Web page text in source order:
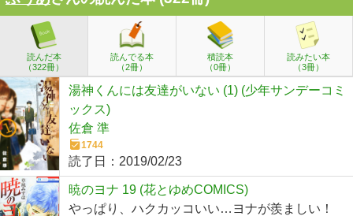
読んだ本
（322冊）
読んでる本
（2冊）
積読本
（0冊）
読みたい本
（3冊）
湯神くんには友達がいない (1) (少年サンデーコミ
ックス)
佐倉 準
1744
読了日： 2019/02/23
暁のヨナ 19 (花とゆめCOMICS)
やっぱり、ハクカッコいい…ヨナが羨ましい！